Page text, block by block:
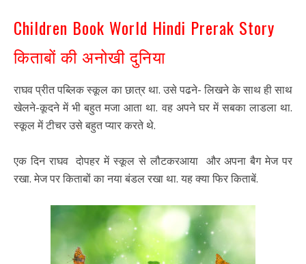
Children Book World Hindi Prerak Story
किताबों की अनोखी दुनिया
राघव प्रीत पब्लिक स्कूल का छात्र था. उसे पढने- लिखने के साथ ही साथ
खेलने-कूदने में भी बहुत मजा आता था. वह अपने घर में सबका लाडला था.
स्कूल में टीचर उसे बहुत प्यार करते थे.
एक दिन राघव दोपहर में स्कूल से लौटकरआया और अपना बैग मेज पर
रखा. मेज पर किताबों का नया बंडल रखा था. यह क्या फिर किताबें.